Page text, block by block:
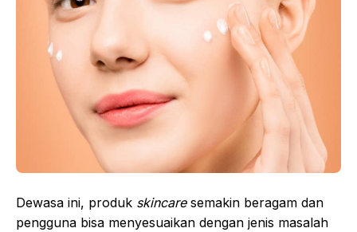
Dewasa ini, produk skincare semakin beragam dan
pengguna bisa menyesuaikan dengan jenis masalah